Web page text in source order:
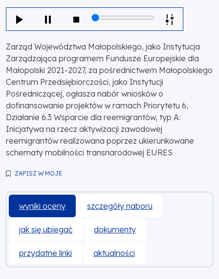
Zarząd Województwa Małopolskiego, jako Instytucja
Zarządzająca programem Fundusze Europejskie dla
Małopolski 2021-2027, za pośrednictwem Małopolskiego
Centrum Przedsiębiorczości, jako Instytucji
Pośredniczącej, ogłasza nabór wniosków o
dofinansowanie projektów w ramach Priorytetu 6,
Działanie 6.3 Wsparcie dla reemigrantów, typ A:
Inicjatywa na rzecz aktywizacji zawodowej
reemigrantów realizowana poprzez ukierunkowane
schematy mobilności transnarodowej EURES
ZAPISZ W MOJE
wyniki oceny szczegóły naboru
jak się ubiegać dokumenty
przydatne linki aktualności